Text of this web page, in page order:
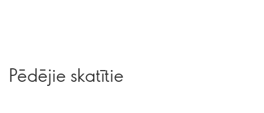
Pēdējie skatītie